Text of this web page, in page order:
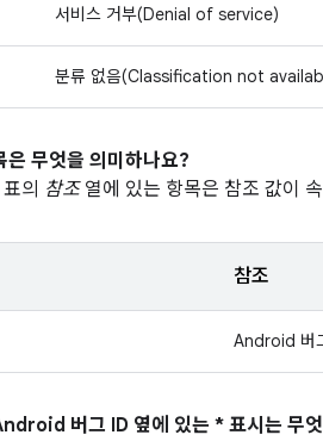
서비스 거부(Denial of service)
분류 없음(Classification not
무엇을 의미하나요?
의 참조열에 있는 항목은 참조 값이
참조
Android 버
버그 ID 옆에 있는 * 표시는 무